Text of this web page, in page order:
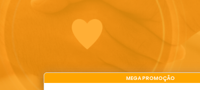
MEGA PROMOÇÃO